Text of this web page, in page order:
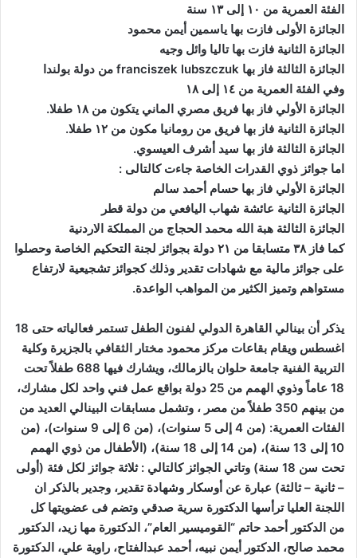
الفئة العمرية من ١٠ إلى ١٣ سنة
الجائزة الأولى فازت بها ياسمين أيمن محمود
الجائزة الثانية فازت بها تاليا وائل وجيه
الجائزة الثالثة فاز بها franciszek lubszczuk من دولة بولندا
وفي الفئة العمرية من ١٤ إلى ١٨
الجائزة الأولي فاز بها فريق مصري الماني يتكون من ١٨ طفلا.
الجائزة الثانية فاز بها فريق من رومانيا مكون من ١٢ طفلا.
الجائزة الثالثة فاز بها سيد أشرف العيسوي.
اما جوائز ذوي القدرات الخاصة جاءت كالتالى :
الجائزة الأولي فاز بها حسام أحمد سالم
الجائزة الثانية عائشة شهاب اليافعي من دولة قطر
الجائزة الثالثة هبة الله محمد الحجاج من المملكة الاردنية
كما فاز ٣٨ متسابقا من ٢١ دولة بجوائز لجنة التحكيم الخاصة وحصلوا
على جوائز مالية مع شهادات تقدير وذلك كجوائز تشجيعية لارتفاع
مستواهم وتميز الكثير من المواهب الواعدة.
يذكر أن بينالي القاهرة الدولي لفنون الطفل تستمر فعالياته حتى 18
اغسطس ويقام بقاعات مركز محمود مختار الثقافي بالجزيرة وكلية
التربية الفنية جامعة حلوان بالزمالك، ويشارك فيها 688 طفلاً تحت
18 عاماً وذوي الهمم من 25 دولة بواقع عمل فني واحد لكل مشارك،
من بينهم 350 طفلاً من مصر ، وتشمل مسابقات البينالي العديد من
الفئات العمرية: (من 4 إلى 5 سنوات)، (من 6 إلى 9 سنوات)، (من
10 إلى 13 سنة)، (من 14 إلى 18 سنة)، (الأطفال من ذوي الهمم
تحت سن 18 سنة) وتاتي الجوائز كالتالي : ثلاثة جوائز لكل فئة (أولى
– ثانية – ثالثة) عبارة عن أوسكار وشهادة تقدير، وجدير بالذكر ان
اللجنة العليا ترأسها الدكتورة سرية صدقي وتضم فى عضويتها كل
من الدكتور أحمد حاتم “القوميسير العام”، الدكتورة مها زيد، الدكتور
محمد صالح، الدكتور أيمن نبيه، أحمد عبدالفتاح، راوية علي، الدكتورة